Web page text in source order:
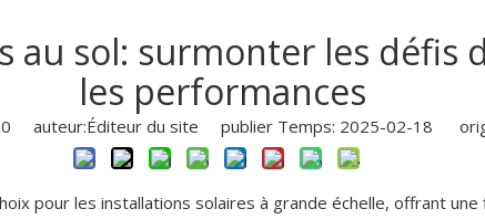
au sol: surmonter les
les performances
0 auteur:Éditeur du site publier Temps: 2025-02-18
pour les installations solaires à grande échelle, offrant